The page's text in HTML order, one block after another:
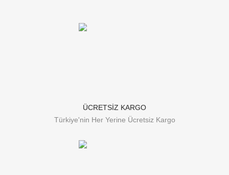
ÜCRETSİZ KARGO
Türkiye'nin Her Yerine Ücretsiz Kargo